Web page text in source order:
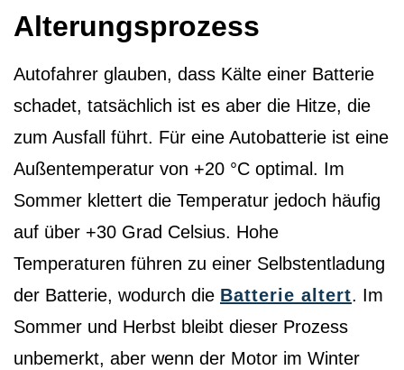
Alterungsprozess
Autofahrer glauben, dass Kälte einer Batterie
schadet, tatsächlich ist es aber die Hitze, die
zum Ausfall führt. Für eine Autobatterie ist eine
Außentemperatur von +20 °C optimal. Im
Sommer klettert die Temperatur jedoch häufig
auf über +30 Grad Celsius. Hohe
Temperaturen führen zu einer Selbstentladung
der Batterie, wodurch die Batterie altert. Im
Sommer und Herbst bleibt dieser Prozess
unbemerkt, aber wenn der Motor im Winter